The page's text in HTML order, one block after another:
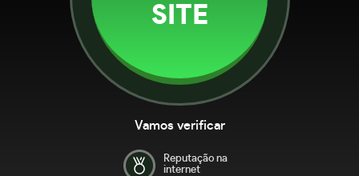
SITE
Vamos verificar
Reputação na
internet